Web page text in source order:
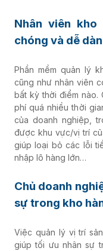
Nhân viên kho
chóng và dễ
Phần mềm quản lý
cũng như nhân viên
bất kỳ thời điểm nào.
phí quá nhiều thời
của doanh nghiệp,
được khu vực/vị trí
giúp loại bỏ các lỗi
nhập lô hàng lớn…
Chủ doanh
sự trong kho
Việc quản lý vị trí
giúp tối ưu nhân sự